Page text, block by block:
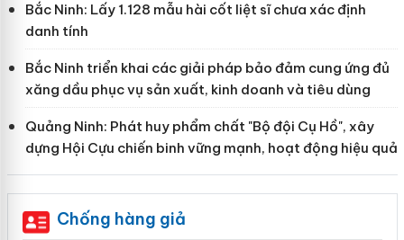
Bắc Ninh: Lấy 1.128 mẫu hài cốt liệt sĩ chưa xác định
danh tính
Bắc Ninh triển khai các giải pháp bảo đảm cung ứng đủ
xăng dầu phục vụ sản xuất, kinh doanh và tiêu dùng
Quảng Ninh: Phát huy phẩm chất "Bộ đội Cụ Hồ", xây
dựng Hội Cựu chiến binh vững mạnh, hoạt động hiệu quả
Chống hàng giả